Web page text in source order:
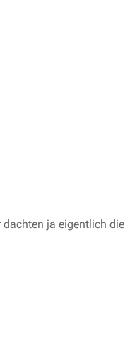
dachten ja eigentlich die